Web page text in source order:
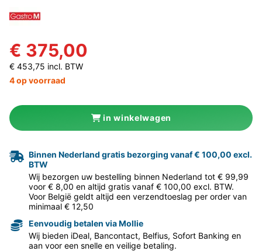
€ 375,00
€ 453,75 incl. BTW
4 op voorraad
in winkelwagen
Binnen Nederland gratis bezorging vanaf € 100,00 excl.
BTW
Wij bezorgen uw bestelling binnen Nederland tot € 99,99
voor € 8,00 en altijd gratis vanaf € 100,00 excl. BTW.
Voor België geldt altijd een verzendtoeslag per order van
minimaal € 12,50
Eenvoudig betalen via Mollie
Wij bieden iDeal, Bancontact, Belfius, Sofort Banking en
aan voor een snelle en veilige betaling.